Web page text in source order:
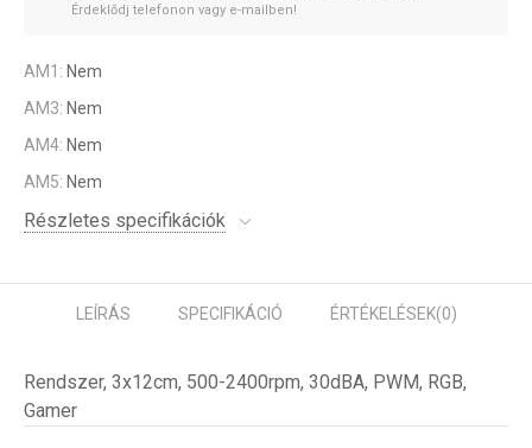
Érdeklődj telefonon vagy e-mailben!
AM1: Nem
AM3: Nem
AM4: Nem
AM5: Nem
Részletes specifikációk
LEÍRÁS SPECIFIKÁCIÓ ÉRTÉKELÉSEK(0)
Rendszer, 3x12cm, 500-2400rpm, 30dBA, PWM, RGB,
Gamer